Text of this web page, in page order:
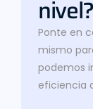
nivel?
Ponte en
mismo
podemos
eficiencia